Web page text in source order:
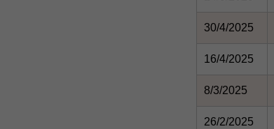
30/4/2025
16/4/2025
8/3/2025
26/2/2025